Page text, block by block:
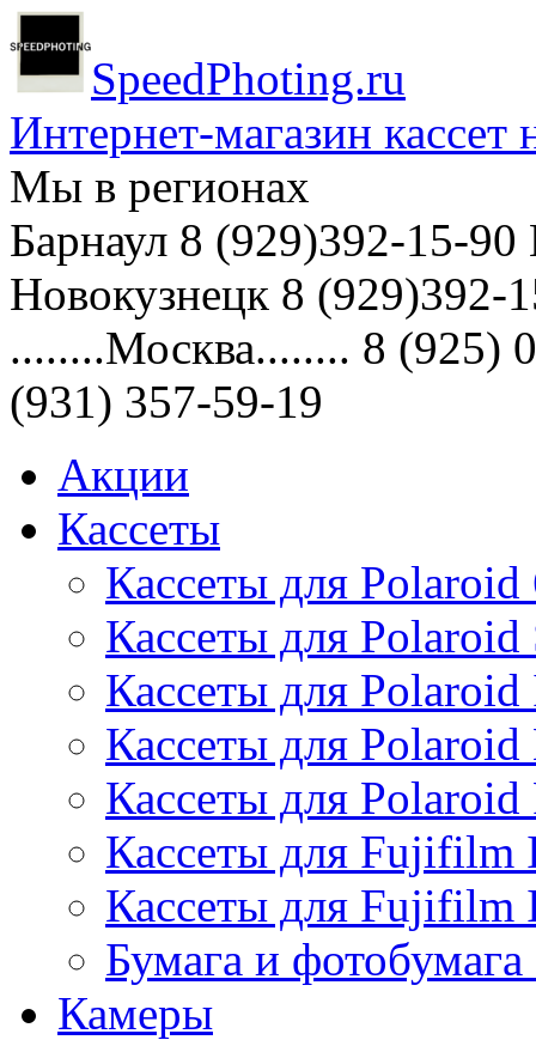
SpeedPhoting.ru
Интернет-магазин кассет
Мы в регионах
Барнаул 8 (929)392-15-
Новокузнецк 8
........Москва........ 8 (925)
(931) 357-59-19
Акции
Кассеты
Кассеты для
Кассеты для
Кассеты для Polaroid
Кассеты для Polaroid
Кассеты для
Кассеты для Fujifilm
Кассеты для Fujifilm
Бумага и
Камеры